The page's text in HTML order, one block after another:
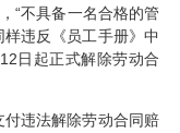
“不具备一名合格的管
违反《员工手册》中
日起正式解除劳动合
违法解除劳动合同赔